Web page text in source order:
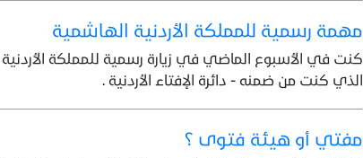
مهمة رسمية للمملكة الأردنية الهاشمية
كنت في الأسبوع الماضي في زيارة رسمية للمملكة
الذي كنت من ضمنه - دائرة الإفتاء الأردنية .
مفتي أو هيئة فتوى ؟